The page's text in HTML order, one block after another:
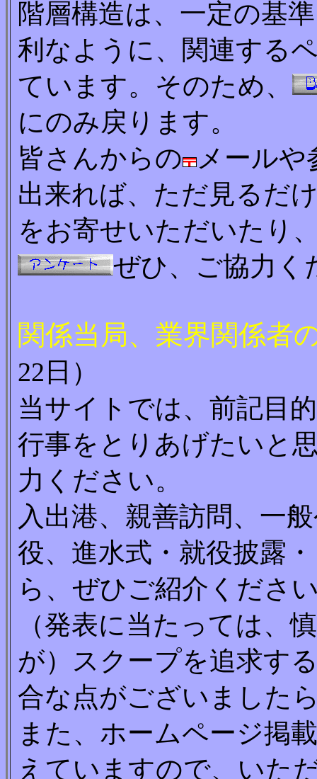
階層構造は、一定の基
利なように、関連する
ています。そのため、
にのみ戻ります。
皆さんからの
メール
出来れば、ただ見るだ
をお寄せいただいたり
ぜひ、ご協力く
関係当局、業界関係者
22日）
当サイトでは、前記目
行事をとりあげたいと
力ください。
入出港、親善訪問、一
役、進水式・就役披露
ら、ぜひご紹介くださ
（発表に当たっては、
が）スクープを追求す
合な点がございました
また、ホームページ掲
えていますので、いた